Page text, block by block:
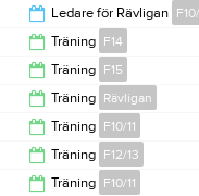
Ledare för Rävligan
Träning F14
Träning F15
Träning Rävligan
Träning F10/11
Träning F12/13
Träning F10/11